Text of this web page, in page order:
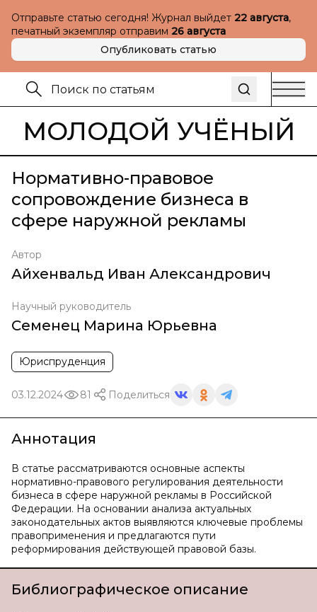
Отправьте статью сегодня! Журнал выйдет 22 августа,
печатный экземпляр отправим 26 августа
Опубликовать статью
МОЛОДОЙ УЧЁНЫЙ
Нормативно-правовое
сопровождение бизнеса в
сфере наружной рекламы
Автор
Айхенвальд Иван Александрович
Научный руководитель
Семенец Марина Юрьевна
Юриспруденция
03.12.2024 81 Поделиться
Аннотация
В статье рассматриваются основные аспекты
нормативно-правового регулирования деятельности
бизнеса в сфере наружной рекламы в Российской
Федерации. На основании анализа актуальных
законодательных актов выявляются ключевые проблемы
правоприменения и предлагаются пути
реформирования действующей правовой базы.
Библиографическое описание